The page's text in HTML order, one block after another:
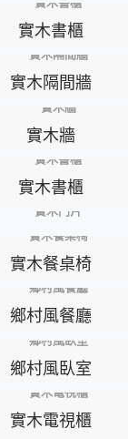
實木書櫃
實木隔間牆
實木牆
實木書櫃
實木餐桌椅
鄉村風餐廳
鄉村風臥室
實木電視櫃